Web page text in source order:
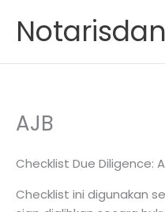
content
AJB
Checklist Due Diligence:
Checklist ini digunakan